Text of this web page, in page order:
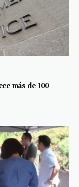
más de 100